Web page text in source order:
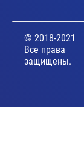
© 2018-2021
Все права
защищены.